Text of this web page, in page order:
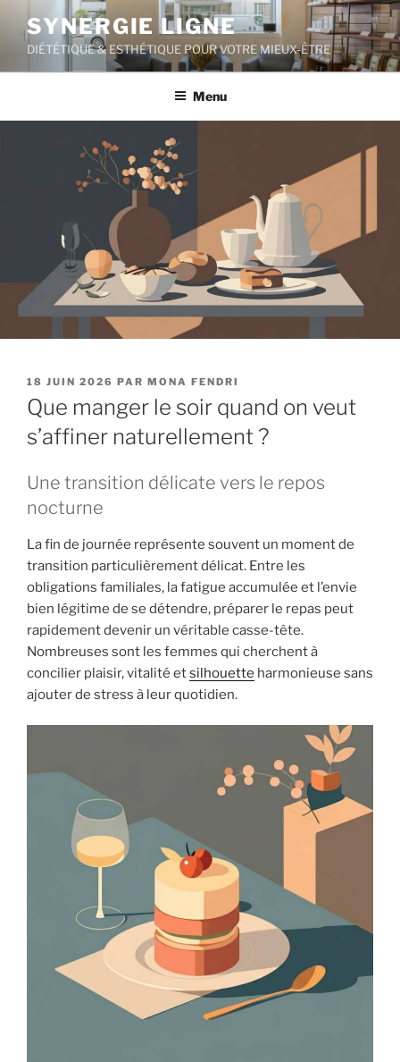
contenu
principal
SYNERGIE LIGNE
DIÉTÉTIQUE & ESTHÉTIQUE POUR VOTRE MIEUX-ÊTRE
Menu
PUBLIÉ
LE
18 JUIN 2026 PAR MONA FENDRI
Que manger le soir quand on veut
s’affiner naturellement ?
Une transition délicate vers le repos
nocturne
La fin de journée représente souvent un moment de
transition particulièrement délicat. Entre les
obligations familiales, la fatigue accumulée et l’envie
bien légitime de se détendre, préparer le repas peut
rapidement devenir un véritable casse-tête.
Nombreuses sont les femmes qui cherchent à
concilier plaisir, vitalité etsilhouette harmonieuse sans
ajouter de stress à leur quotidien.